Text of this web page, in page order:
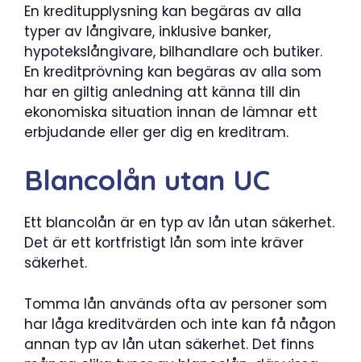
En kreditupplysning kan begäras av alla
typer av långivare, inklusive banker,
hypotekslångivare, bilhandlare och butiker.
En kreditprövning kan begäras av alla som
har en giltig anledning att känna till din
ekonomiska situation innan de lämnar ett
erbjudande eller ger dig en kreditram.
Blancolån utan UC
Ett blancolån är en typ av lån utan säkerhet.
Det är ett kortfristigt lån som inte kräver
säkerhet.
Tomma lån används ofta av personer som
har låga kreditvärden och inte kan få någon
annan typ av lån utan säkerhet. Det finns